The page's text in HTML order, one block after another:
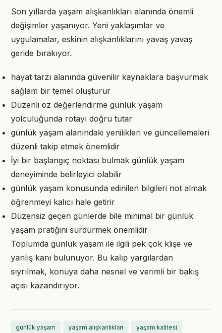
Son yıllarda yaşam alışkanlıkları alanında önemli
değişimler yaşanıyor. Yeni yaklaşımlar ve
uygulamalar, eskinin alışkanlıklarını yavaş yavaş
geride bırakıyor.
hayat tarzı alanında güvenilir kaynaklara başvurmak
sağlam bir temel oluşturur
Düzenli öz değerlendirme günlük yaşam
yolculuğunda rotayı doğru tutar
günlük yaşam alanındaki yenilikleri ve güncellemeleri
düzenli takip etmek önemlidir
İyi bir başlangıç noktası bulmak günlük yaşam
deneyiminde belirleyici olabilir
günlük yaşam konusunda edinilen bilgileri not almak
öğrenmeyi kalıcı hale getirir
Düzensiz geçen günlerde bile minimal bir günlük
yaşam pratiğini sürdürmek önemlidir
Toplumda günlük yaşam ile ilgili pek çok klişe ve
yanlış kanı bulunuyor. Bu kalıp yargılardan
sıyrılmak, konuya daha nesnel ve verimli bir bakış
açısı kazandırıyor.
günlük yaşam yaşam alışkanlıkları yaşam kalitesi